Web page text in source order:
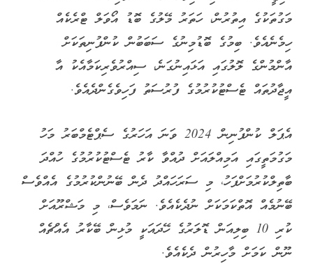
މަގުތަކުގެ އިތުރުން، ހަތަރު މޭލުގެ ބޮޑު އޯވަލް ޓްރެކެއް
ހިމެނެއެވެ. ބިމުގެ ބޮޑުމިނުގެ ސަބަބުން ކުންފުނިތަކަށް
އާންމުންގެ ލޮލުގައި އަޅައިނުގަނެ، ސިއްރުވެރިކަމާއެކު އާ
އީޖާދުތައް ޓެސްޓުކުރުމުގެ ފުރުސަތު ފަހިވެގެންދެއެވެ.
އެޕަލް ކުންފުނިން 2024 ވަނަ އަހަރުގެ ސެޕްޓެމްބަރު މަހު
މަގުމަތީގައި އަމިއްލައަށް ދުއްވާ ކާރު ޓެސްޓުކުރުމުގެ ހުއްދަ
ބާތިލްކުރުމަށްފަހު، މި ސަރަހައްދު ދެން ބޭނުންކުރުމުގެ އެއްވެސް
ބޭނުމެއް އޮތްކަމަކަށް ނުދެކެއެވެ. ނަމަވެސް، މި މަޝްރޫއަށް
ކުރި 10 ބިލިއަން ޑޮލަރުގެ ހޭދައަކީ މުޅިން ބޭކާރު އެއްޗެއް
ނޫން ކަމަށް މާހިރުން ދެކެއެވެ.